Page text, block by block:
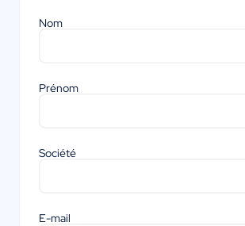
Nom
Prénom
Société
E-mail